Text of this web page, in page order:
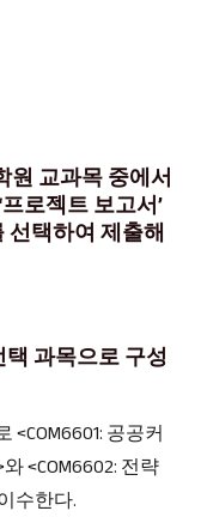
원 교과목 중에서
로젝트 보고서’
선택하여 제출해
과목으로 구성
공공커
<COM6602: 전략
수한다.